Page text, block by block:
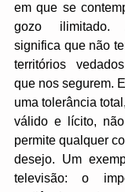
em que se
gozo ilimitado.
significa que não
territórios
que nos segurem.
uma tolerância
válido e lícito,
permite qualquer
desejo. Um
televisão: o